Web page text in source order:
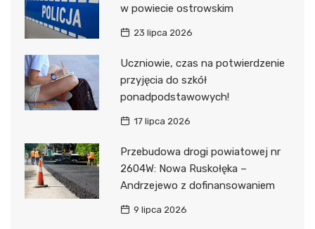
w powiecie ostrowskim
23 lipca 2026
Uczniowie, czas na potwierdzenie
przyjęcia do szkół
ponadpodstawowych!
17 lipca 2026
Przebudowa drogi powiatowej nr
2604W: Nowa Ruskołęka –
Andrzejewo z dofinansowaniem
9 lipca 2026